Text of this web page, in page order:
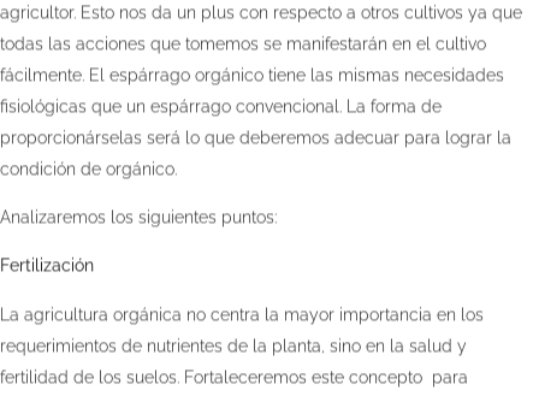
agricultor. Esto nos da un plus con respecto a otros cultivos ya que
todas las acciones que tomemos se manifestarán en el cultivo
fácilmente. El espárrago orgánico tiene las mismas necesidades
fisiológicas que un espárrago convencional. La forma de
proporcionárselas será lo que deberemos adecuar para lograr la
condición de orgánico.
Analizaremos los siguientes puntos:
Fertilización
La agricultura orgánica no centra la mayor importancia en los
requerimientos de nutrientes de la planta, sino en la salud y
fertilidad de los suelos. Fortaleceremos este concepto para